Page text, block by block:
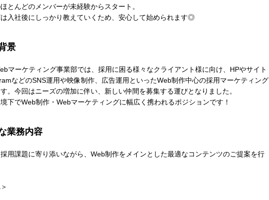
とんどのメンバーが未経験からスタート。
入社後にしっかり教えていくため、安心して始められます◎
景
マーケティング事業部では、採用に困る様々なクライアント様に向け、HPやサイト
などのSNS運用や映像制作、広告運用といったWeb制作中心の採用マーケティング
。今回はニーズの増加に伴い、新しい仲間を募集する運びとなりました。
下でWeb制作・Webマーケティングに幅広く携われるポジションです！
業務内容
用課題に寄り添いながら、Web制作をメインとした最適なコンテンツのご提案を行